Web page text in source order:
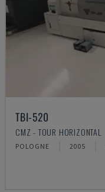
TBI-520
CMZ - TOUR HORIZONTAL
POLOGNE 2005